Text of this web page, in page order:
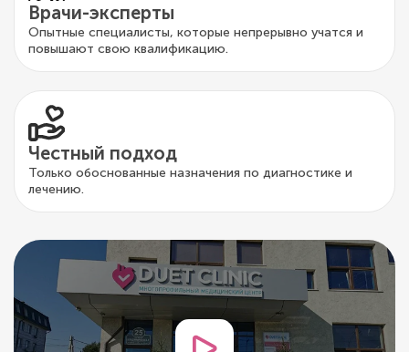
Врачи-эксперты
Опытные специалисты, которые непрерывно учатся и
повышают свою квалификацию.
Честный подход
Только обоснованные назначения по диагностике и
лечению.